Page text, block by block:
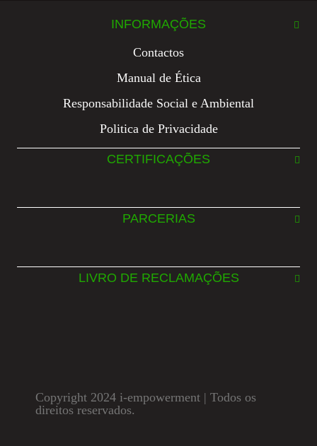
INFORMAÇÕES
Contactos
Manual de Ética
Responsabilidade Social e Ambiental
Politica de Privacidade
CERTIFICAÇÕES
PARCERIAS
LIVRO DE RECLAMAÇÕES
Copyright 2024 i-empowerment | Todos os
direitos reservados.